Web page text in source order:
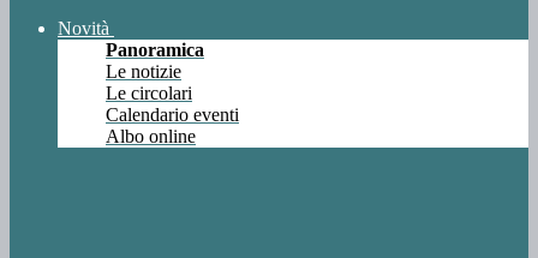
Novità
Panoramica
Le notizie
Le circolari
Calendario eventi
Albo online